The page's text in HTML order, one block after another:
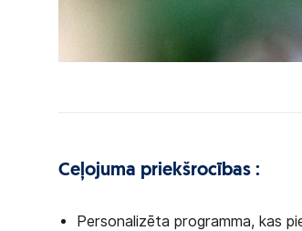
Ceļojuma priekšrocības :
Personalizēta programma, kas